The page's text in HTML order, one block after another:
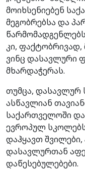
მოიხსენიებენ
მეგობრებსა და
კი,
ვინც დასავლური
მხარდაჭერას.
თუმცა, დასავლურ
ასწავლიან
საქართველოში
ევროპულ
დაჰყავთ
დასავლურთან
დაწესებულებები.